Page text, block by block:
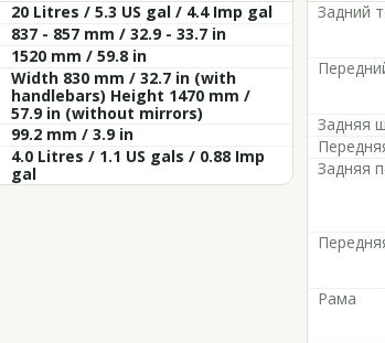
20 Litres / 5.3 US gal / 4.4 Imp gal
837 - 857 mm / 32.9 - 33.7 in
1520 mm / 59.8 in
Width 830 mm / 32.7 in (with
handlebars) Height 1470 mm /
57.9 in (without mirrors)
99.2 mm / 3.9 in
4.0 Litres / 1.1 US gals / 0.88 Imp
gal
Задний
Задняя
Задняя
Рама